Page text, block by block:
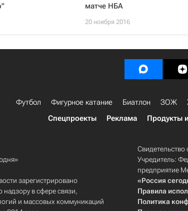
матче НБА
20 ноября 2016
Футбол Фигурное катание Биатлон ЗОЖ
Спецпроекты
Реклама Продукты
зарегистрировано
в сфере связи,
и массовых коммуникаций
Учредитель:
предприятие
«Россия
Правила
Политика